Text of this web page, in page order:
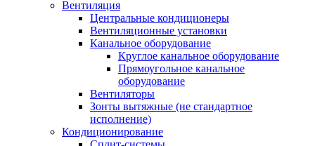
Вентиляция
Центральные кондиционеры
Вентиляционные установки
Канальное оборудование
Круглое канальное оборудование
Прямоугольное канальное
оборудование
Вентиляторы
Зонты вытяжные (не стандартное
исполнение)
Кондиционирование